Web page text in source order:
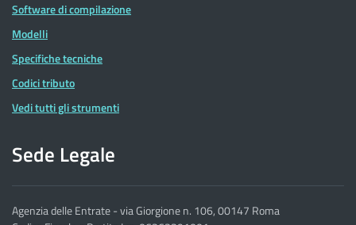
Software di compilazione
Modelli
Specifiche tecniche
Codici tributo
Vedi tutti gli strumenti
Sede Legale
Agenzia delle Entrate - via Giorgione n. 106, 00147 Roma